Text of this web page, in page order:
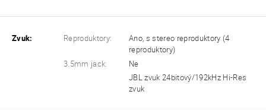
Zvuk: Reproduktory:
Ano, s stereo reproduktory (4
reproduktory)
3.5mm jack:
Ne
JBL zvuk 24bitový/192kHz Hi-Res
zvuk